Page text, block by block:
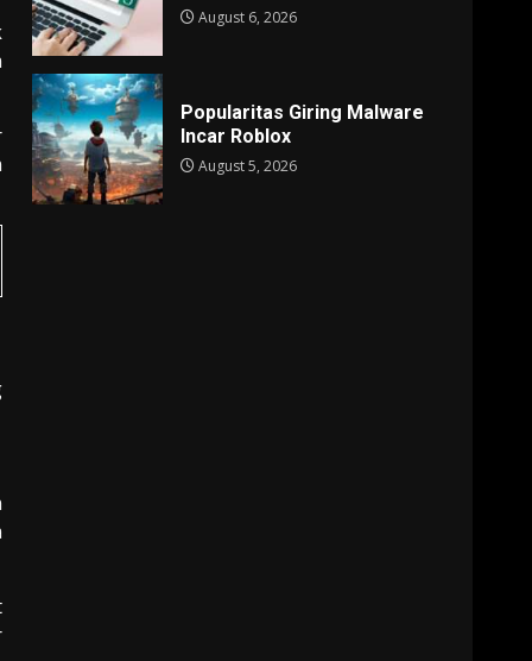
August 6, 2026
Popularitas Giring Malware
Incar Roblox
August 5, 2026